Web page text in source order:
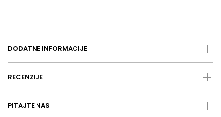
DODATNE INFORMACIJE
RECENZIJE
PITAJTE NAS